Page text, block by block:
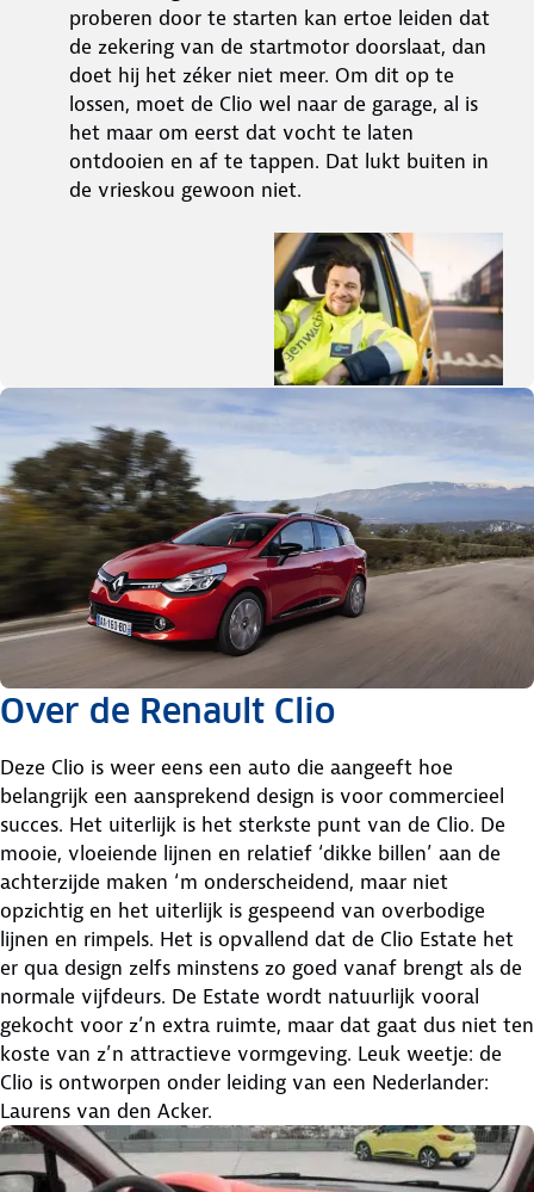
proberen door te starten kan ertoe leiden dat
de zekering van de startmotor doorslaat, dan
doet hij het zéker niet meer. Om dit op te
lossen, moet de Clio wel naar de garage, al is
het maar om eerst dat vocht te laten
ontdooien en af te tappen. Dat lukt buiten in
de vrieskou gewoon niet.
Over de Renault Clio
Deze Clio is weer eens een auto die aangeeft hoe
belangrijk een aansprekend design is voor commercieel
succes. Het uiterlijk is het sterkste punt van de Clio. De
mooie, vloeiende lijnen en relatief ‘dikke billen’ aan de
achterzijde maken ‘m onderscheidend, maar niet
opzichtig en het uiterlijk is gespeend van overbodige
lijnen en rimpels. Het is opvallend dat de Clio Estate het
er qua design zelfs minstens zo goed vanaf brengt als de
normale vijfdeurs. De Estate wordt natuurlijk vooral
gekocht voor z’n extra ruimte, maar dat gaat dus niet ten
koste van z’n attractieve vormgeving. Leuk weetje: de
Clio is ontworpen onder leiding van een Nederlander:
Laurens van den Acker.